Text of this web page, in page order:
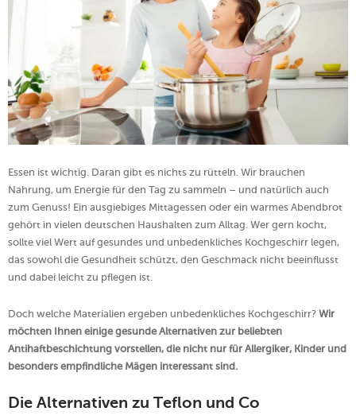
Essen ist wichtig. Daran gibt es nichts zu rütteln. Wir brauchen
Nahrung, um Energie für den Tag zu sammeln – und natürlich auch
zum Genuss! Ein ausgiebiges Mittagessen oder ein warmes Abendbrot
gehört in vielen deutschen Haushalten zum Alltag. Wer gern kocht,
sollte viel Wert auf gesundes und unbedenkliches Kochgeschirr legen,
das sowohl die Gesundheit schützt, den Geschmack nicht beeinflusst
und dabei leicht zu pflegen ist.
Doch welche Materialien ergeben unbedenkliches Kochgeschirr? Wir
möchten Ihnen einige gesunde Alternativen zur beliebten
Antihaftbeschichtung vorstellen, die nicht nur für Allergiker, Kinder und
besonders empfindliche Mägen interessant sind.
Die Alternativen zu Teflon und Co